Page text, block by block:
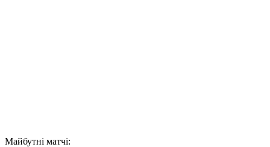
Майбутні матчі: